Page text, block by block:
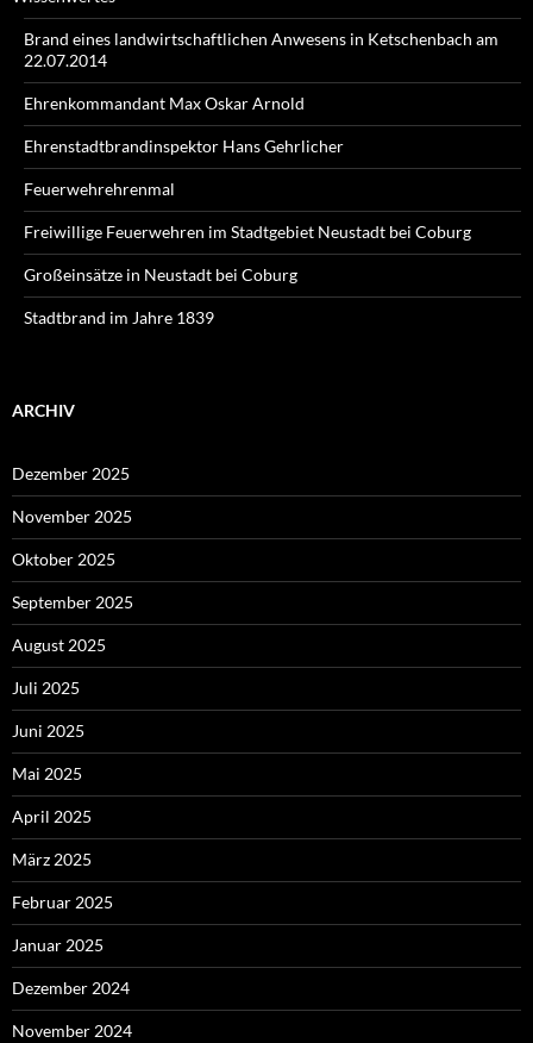
Brand eines landwirtschaftlichen Anwesens in Ketschenbach am
22.07.2014
Ehrenkommandant Max Oskar Arnold
Ehrenstadtbrandinspektor Hans Gehrlicher
Feuerwehrehrenmal
Freiwillige Feuerwehren im Stadtgebiet Neustadt bei Coburg
Großeinsätze in Neustadt bei Coburg
Stadtbrand im Jahre 1839
ARCHIV
Dezember 2025
November 2025
Oktober 2025
September 2025
August 2025
Juli 2025
Juni 2025
Mai 2025
April 2025
März 2025
Februar 2025
Januar 2025
Dezember 2024
November 2024